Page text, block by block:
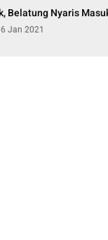
Sampah Menumpuk, Belatung
6 Jan 2021